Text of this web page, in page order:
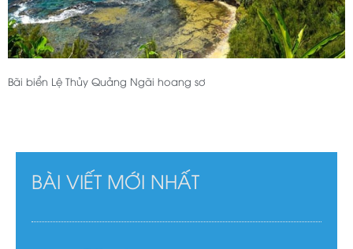
Bãi biển Lệ Thủy Quảng Ngãi hoang sơ
BÀI VIẾT MỚI NHẤT